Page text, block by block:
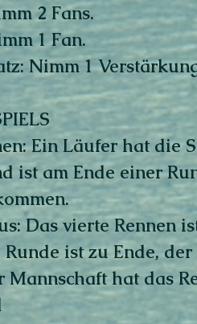
2 Fans.
1 Fan.
Nimm 1
Ein Läufer hat die
ist am Ende einer
Das vierte Rennen
Runde ist zu Ende,
Mannschaft hat das